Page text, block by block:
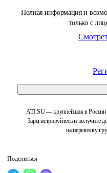
Полная информация и
только с
ATI.SU — крупнейшая в России
Зарегистрируйтесь и получите
на перевозку
Поделиться